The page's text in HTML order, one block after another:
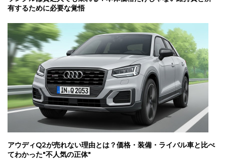
有するために必要な覚悟
アウディQ2が売れない理由とは？価格・装備・ライバル車と比べ
てわかった"不人気の正体"